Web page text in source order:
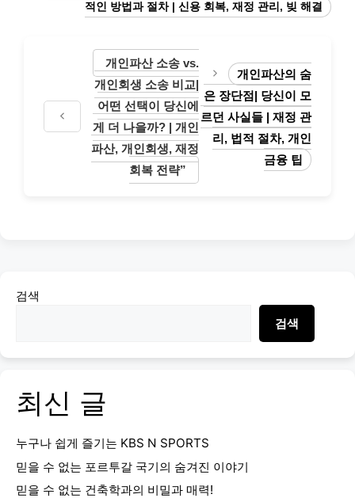
적인 방법과 절차 | 신용 회복, 재정 관리, 빚 해결
개인파산 소송 vs.
개인회생 소송 비교|
어떤 선택이 당신에
게 더 나을까? | 개인
파산, 개인회생, 재정
회복 전략”
개인파산의 숨
은 장단점| 당신이 모
르던 사실들 | 재정 관
리, 법적 절차, 개인
금융 팁
검색
검색
최신 글
누구나 쉽게 즐기는 KBS N SPORTS
믿을 수 없는 포르투갈 국기의 숨겨진 이야기
믿을 수 없는 건축학과의 비밀과 매력!